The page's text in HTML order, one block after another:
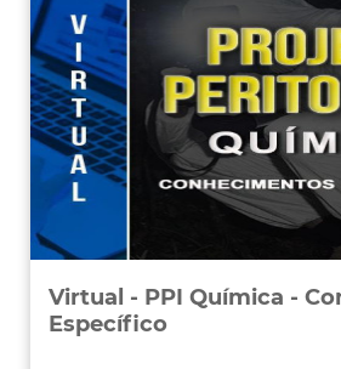
Virtual - PPI Química -
Específico